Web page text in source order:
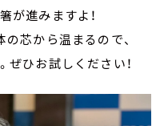
が進みますよ！
芯から温まるので、
ぜひお試しください！